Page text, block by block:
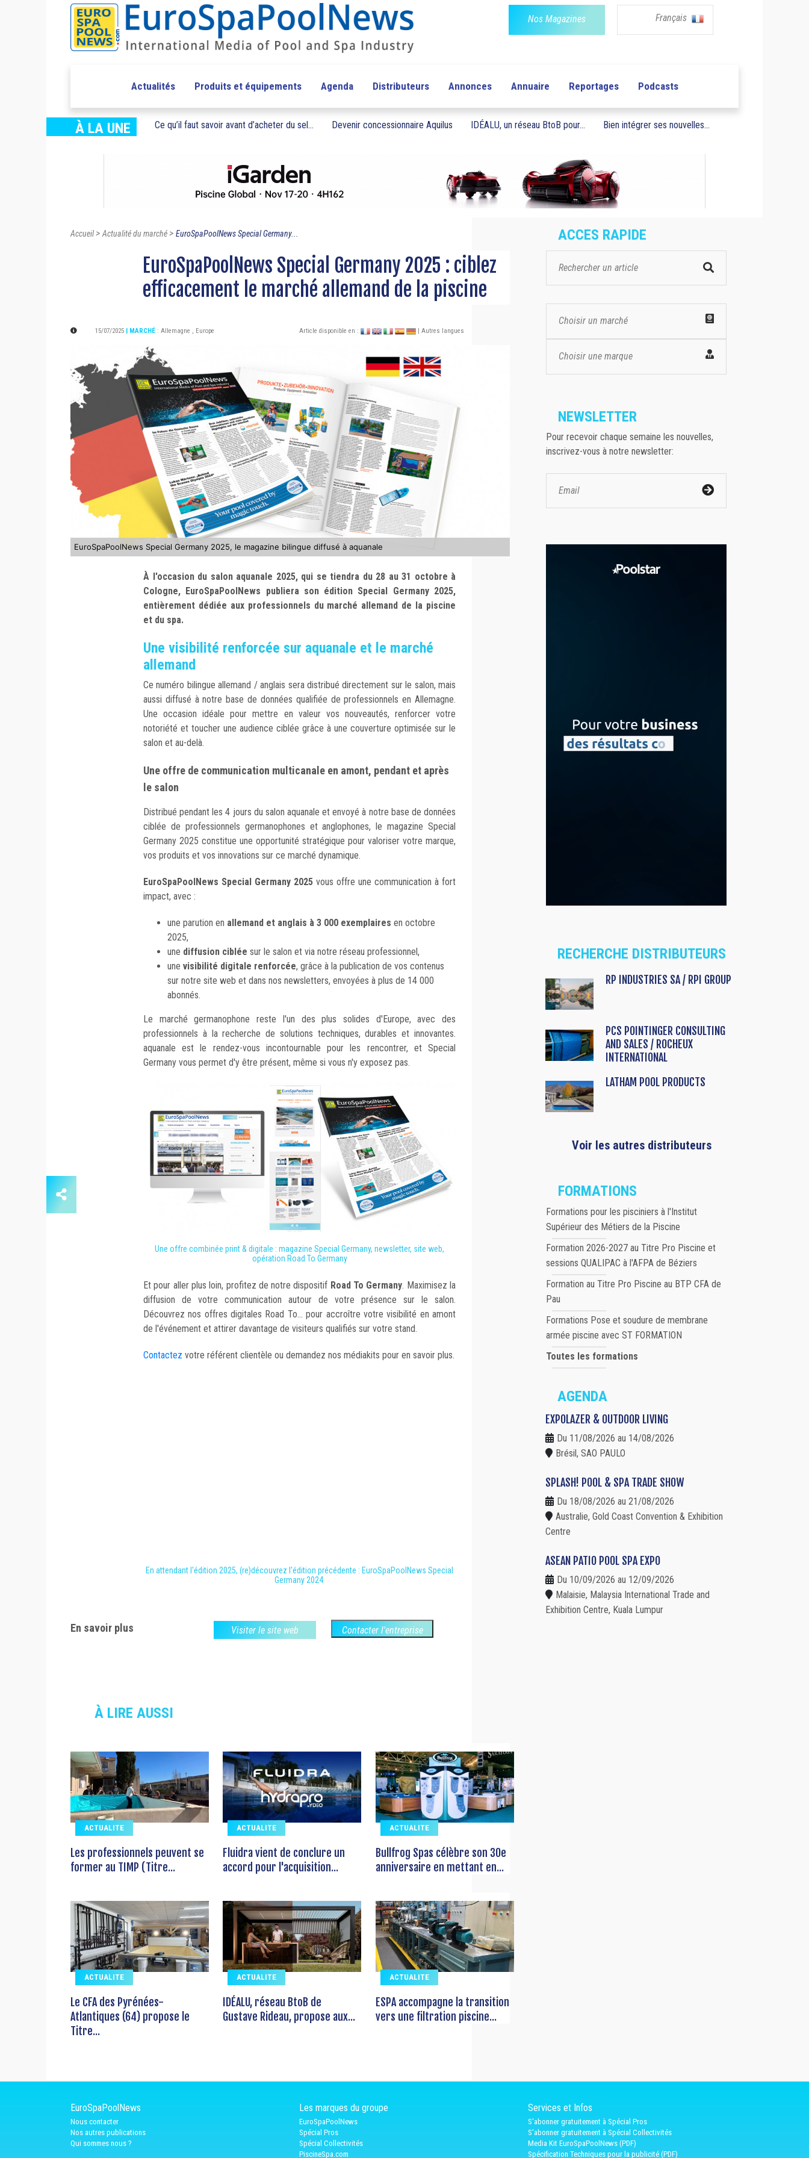
Nos Magazines Français
Actualités Produits et équipements Agenda Distributeurs Annonces Annuaire Reportages Podcasts
À LA UNE Ce qu’il faut savoir avant d’acheter du sel... Devenir concessionnaire Aquilus IDÉALU, un réseau BtoB pour... Bien intégrer ses nouvelles...
Accueil>Actualité du marché> EuroSpaPoolNews Special Germany...
EuroSpaPoolNews Special Germany 2025 : ciblez
efficacement le marché allemand de la piscine
15/07/2025 | MARCHÉ : Allemagne , Europe Article disponible en : | Autres langues
EuroSpaPoolNews Special Germany 2025, le magazine bilingue diffusé à aquanale
À l'occasion du salon aquanale 2025, qui se tiendra du 28 au 31 octobre à
Cologne, EuroSpaPoolNews publiera son édition Special Germany 2025,
entièrement dédiée aux professionnels du marché allemand de la piscine
et du spa.
Une visibilité renforcée sur aquanale et le marché
allemand
Ce numéro bilingue allemand / anglais sera distribué directement sur le salon, mais
aussi diffusé à notre base de données qualifiée de professionnels en Allemagne.
Une occasion idéale pour mettre en valeur vos nouveautés, renforcer votre
notoriété et toucher une audience ciblée grâce à une couverture optimisée sur le
salon et au-delà.
Une offre de communication multicanale en amont, pendant et après
le salon
Distribué pendant les 4 jours du salon aquanale et envoyé à notre base de données
ciblée de professionnels germanophones et anglophones, le magazine Special
Germany 2025 constitue une opportunité stratégique pour valoriser votre marque,
vos produits et vos innovations sur ce marché dynamique.
EuroSpaPoolNews Special Germany 2025 vous offre une communication à fort
impact, avec :
une parution en allemand et anglais à 3 000 exemplaires en octobre
2025,
une diffusion ciblée sur le salon et via notre réseau professionnel,
une visibilité digitale renforcée, grâce à la publication de vos contenus
sur notre site web et dans nos newsletters, envoyées à plus de 14 000
abonnés.
Le marché germanophone reste l'un des plus solides d'Europe, avec des
professionnels à la recherche de solutions techniques, durables et innovantes.
aquanale est le rendez-vous incontournable pour les rencontrer, et Special
Germany vous permet d'y être présent, même si vous n'y exposez pas.
Une offre combinée print & digitale : magazine Special Germany, newsletter, site web,
opération Road To Germany
Et pour aller plus loin, profitez de notre dispositif Road To Germany. Maximisez la
diffusion de votre communication autour de votre présence sur le salon.
Découvrez nos offres digitales Road To... pour accroître votre visibilité en amont
de l'événement et attirer davantage de visiteurs qualifiés sur votre stand.
Contactez votre référent clientèle ou demandez nos médiakits pour en savoir plus.
En attendant l'édition 2025, (re)découvrez l'édition précédente : EuroSpaPoolNews Special
Germany 2024
En savoir plus Visiter le site web Contacter l'entreprise
À LIRE AUSSI
ACTUALITE
Les professionnels peuvent se
former au TIMP (Titre...
ACTUALITE
Fluidra vient de conclure un
accord pour l'acquisition...
ACTUALITE
Bullfrog Spas célèbre son 30e
anniversaire en mettant en...
ACTUALITE
Le CFA des Pyrénées-
Atlantiques (64) propose le
Titre...
ACTUALITE
IDÉALU, réseau BtoB de
Gustave Rideau, propose aux...
ACTUALITE
ESPA accompagne la transition
vers une filtration piscine...
ACCES RAPIDE
Choisir un marché
Choisir une marque
NEWSLETTER
Pour recevoir chaque semaine les nouvelles,
inscrivez-vous à notre newsletter:
RECHERCHE DISTRIBUTEURS
RP INDUSTRIES SA / RPI GROUP
PCS POINTINGER CONSULTING
AND SALES / ROCHEUX
INTERNATIONAL
LATHAM POOL PRODUCTS
Voir les autres distributeurs
FORMATIONS
Formations pour les pisciniers à l'Institut
Supérieur des Métiers de la Piscine
Formation 2026-2027 au Titre Pro Piscine et
sessions QUALIPAC à l'AFPA de Béziers
Formation au Titre Pro Piscine au BTP CFA de
Pau
Formations Pose et soudure de membrane
armée piscine avec ST FORMATION
Toutes les formations
AGENDA
EXPOLAZER & OUTDOOR LIVING
Du 11/08/2026 au 14/08/2026
Brésil, SAO PAULO
SPLASH! POOL & SPA TRADE SHOW
Du 18/08/2026 au 21/08/2026
Australie, Gold Coast Convention & Exhibition
Centre
ASEAN PATIO POOL SPA EXPO
Du 10/09/2026 au 12/09/2026
Malaisie, Malaysia International Trade and
Exhibition Centre, Kuala Lumpur
EuroSpaPoolNews
Nous contacter
Nos autres publications
Qui sommes nous ?
Les marques du groupe
EuroSpaPoolNews
Spécial Pros
Spécial Collectivités
PiscineSpa.com
Services et Infos
S'abonner gratuitement à Spécial Pros
S'abonner gratuitement à Spécial Collectivités
Media Kit EuroSpaPoolNews (PDF)
Spécification Techniques pour la publicité (PDF)